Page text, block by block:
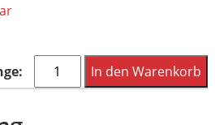
Funk
Food
In den Warenkorb